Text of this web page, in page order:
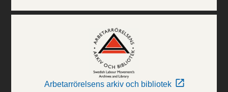
Arbetarrörelsens arkiv och bibliotek